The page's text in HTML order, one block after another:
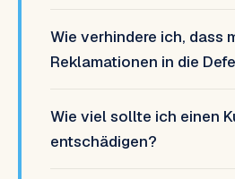
Wie verhindere ich, dass
Reklamationen in die
Wie viel sollte ich einen
entschädigen?